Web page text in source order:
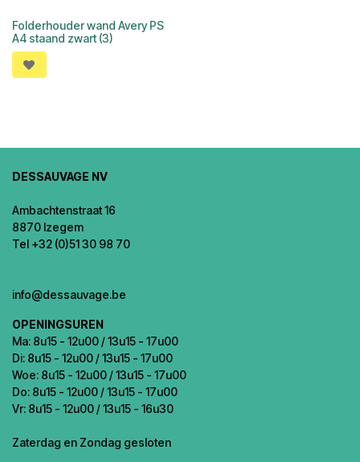
Folderhouder wand Avery PS
A4 staand zwart (3)
DESSAUVAGE NV
Ambachtenstraat 16
8870 Izegem
Tel +32 (0)51 30 98 70
info@dessauvage.be
OPENINGSUREN
Ma: 8u15 - 12u00 / 13u15 - 17u00
Di: 8u15 - 12u00 / 13u15 - 17u00
Woe: 8u15 - 12u00 / 13u15 - 17u00
Do: 8u15 - 12u00 / 13u15 - 17u00
Vr: 8u15 - 12u00 / 13u15 - 16u30
Zaterdag en Zondag gesloten